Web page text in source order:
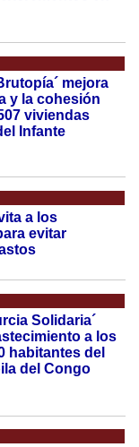
mejora
y la cohesión
viviendas
Infante
a los
evitar
Solidaria´
a los
habitantes del
del Congo